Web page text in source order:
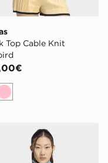
Top Cable Knit
Rosa
TRACK TOP X